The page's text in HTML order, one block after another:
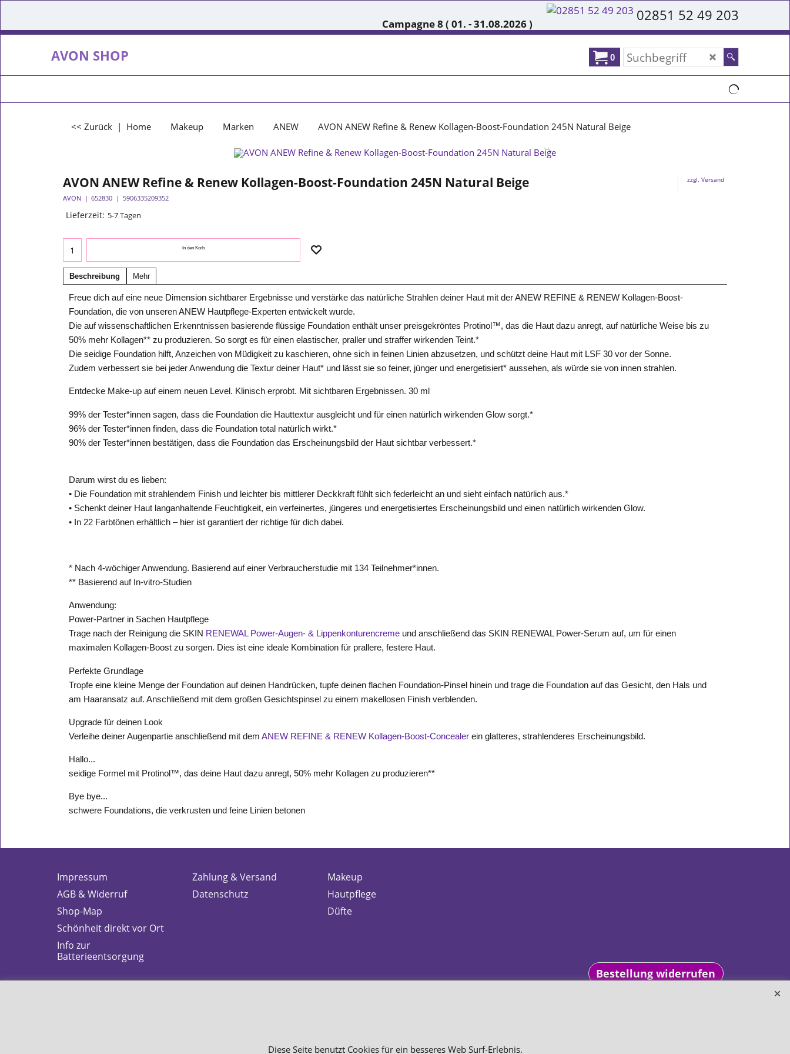
Campagne 8 ( 01. - 31.08.2026 ) 02851 52 49 203
AVON SHOP 0
<< Zurück | Home Makeup Marken ANEW AVON ANEW Refine & Renew Kollagen-Boost-Foundation 245N Natural Beige
AVON ANEW Refine & Renew Kollagen-Boost-Foundation 245N Natural Beige
AVON 652830 5906335209352
zzgl. Versand
Lieferzeit: 5-7 Tagen
In den Korb
Beschreibung Mehr
Freue dich auf eine neue Dimension sichtbarer Ergebnisse und verstärke das natürliche Strahlen deiner Haut mit der ANEW REFINE & RENEW Kollagen-Boost-
Foundation, die von unseren ANEW Hautpflege-Experten entwickelt wurde.
Die auf wissenschaftlichen Erkenntnissen basierende flüssige Foundation enthält unser preisgekröntes Protinol™, das die Haut dazu anregt, auf natürliche Weise bis zu
50% mehr Kollagen** zu produzieren. So sorgt es für einen elastischer, praller und straffer wirkenden Teint.*
Die seidige Foundation hilft, Anzeichen von Müdigkeit zu kaschieren, ohne sich in feinen Linien abzusetzen, und schützt deine Haut mit LSF 30 vor der Sonne.
Zudem verbessert sie bei jeder Anwendung die Textur deiner Haut* und lässt sie so feiner, jünger und energetisiert* aussehen, als würde sie von innen strahlen.
Entdecke Make-up auf einem neuen Level. Klinisch erprobt. Mit sichtbaren Ergebnissen. 30 ml
99% der Tester*innen sagen, dass die Foundation die Hauttextur ausgleicht und für einen natürlich wirkenden Glow sorgt.*
96% der Tester*innen finden, dass die Foundation total natürlich wirkt.*
90% der Tester*innen bestätigen, dass die Foundation das Erscheinungsbild der Haut sichtbar verbessert.*
Darum wirst du es lieben:
• Die Foundation mit strahlendem Finish und leichter bis mittlerer Deckkraft fühlt sich federleicht an und sieht einfach natürlich aus.*
• Schenkt deiner Haut langanhaltende Feuchtigkeit, ein verfeinertes, jüngeres und energetisiertes Erscheinungsbild und einen natürlich wirkenden Glow.
• In 22 Farbtönen erhältlich – hier ist garantiert der richtige für dich dabei.
* Nach 4-wöchiger Anwendung. Basierend auf einer Verbraucherstudie mit 134 Teilnehmer*innen.
** Basierend auf In-vitro-Studien
Anwendung:
Power-Partner in Sachen Hautpflege
Trage nach der Reinigung die SKIN RENEWAL Power-Augen- & Lippenkonturencreme und anschließend das SKIN RENEWAL Power-Serum auf, um für einen
maximalen Kollagen-Boost zu sorgen. Dies ist eine ideale Kombination für prallere, festere Haut.
Perfekte Grundlage
Tropfe eine kleine Menge der Foundation auf deinen Handrücken, tupfe deinen flachen Foundation-Pinsel hinein und trage die Foundation auf das Gesicht, den Hals und
am Haaransatz auf. Anschließend mit dem großen Gesichtspinsel zu einem makellosen Finish verblenden.
Upgrade für deinen Look
Verleihe deiner Augenpartie anschließend mit dem ANEW REFINE & RENEW Kollagen-Boost-Concealer ein glatteres, strahlenderes Erscheinungsbild.
Hallo...
seidige Formel mit Protinol™, das deine Haut dazu anregt, 50% mehr Kollagen zu produzieren**
Bye bye...
schwere Foundations, die verkrusten und feine Linien betonen
Impressum
AGB & Widerruf
Shop-Map
Schönheit direkt vor Ort
Info zur
Batterieentsorgung
Zahlung & Versand
Datenschutz
Makeup
Hautpflege
Düfte
Bestellung widerrufen
Diese Seite benutzt Cookies für ein besseres Web Surf-Erlebnis.